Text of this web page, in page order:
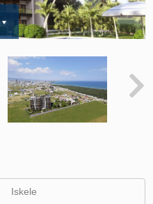
Iskele